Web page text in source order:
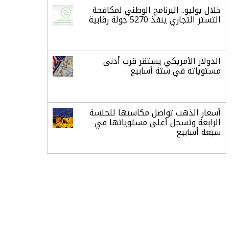
خلال يوليو.. البرنامج الوطني لمكافحة
التستر التجاري ينفذ 5270 جولة رقابية
الدولار الأمريكي يستقر قرب أدنى
مستوياته في ستة أسابيع
أسعار الذهب تواصل مكاسبها للجلسة
الرابعة وتسجل أعلى مستوياتها في
سبعة أسابيع